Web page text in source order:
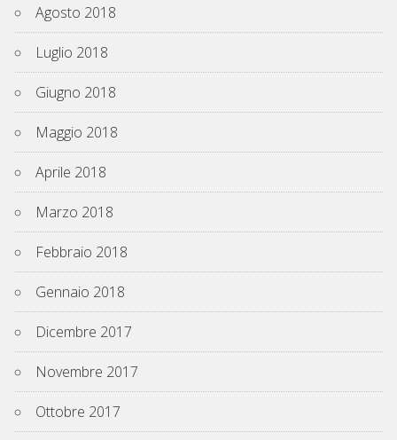
Agosto 2018
Luglio 2018
Giugno 2018
Maggio 2018
Aprile 2018
Marzo 2018
Febbraio 2018
Gennaio 2018
Dicembre 2017
Novembre 2017
Ottobre 2017